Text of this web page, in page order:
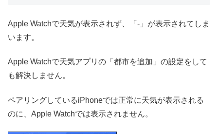
Apple Watchで天気が表示されず、「-」が表示されてしま
います。
Apple Watchで天気アプリの「都市を追加」の設定をして
も解決しません。
ペアリングしているiPhoneでは正常に天気が表示される
のに、Apple Watchでは表示されません。